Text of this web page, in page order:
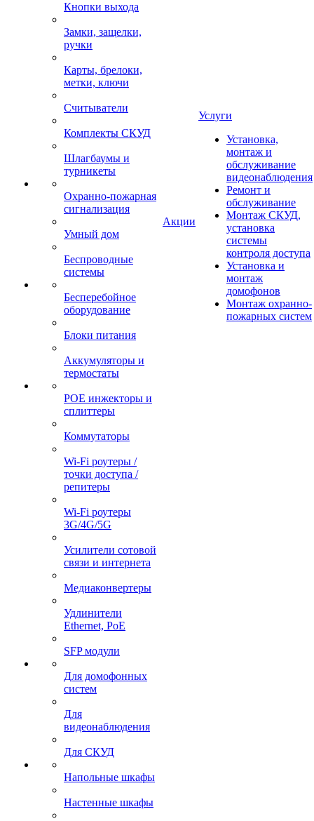
Кнопки выхода
Замки, защелки,
ручки
Карты, брелоки,
метки, ключи
Считыватели
Комплекты СКУД
Шлагбаумы и
турникеты
Охранно-пожарная
сигнализация
Умный дом
Беспроводные
системы
Бесперебойное
оборудование
Блоки питания
Аккумуляторы и
термостаты
POE инжекторы и
сплиттеры
Коммутаторы
Wi-Fi роутеры /
точки доступа /
репитеры
Wi-Fi роутеры
3G/4G/5G
Усилители сотовой
связи и интернета
Медиаконвертеры
Удлинители
Ethernet, PoE
SFP модули
Для домофонных
систем
Для
видеонаблюдения
Для СКУД
Напольные шкафы
Настенные шкафы
Акции
Услуги
Установка,
монтаж и
обслуживание
видеонаблюдения
Ремонт и
обслуживание
Монтаж СКУД,
установка
системы
контроля доступа
Установка и
монтаж
домофонов
Монтаж охранно-
пожарных систем